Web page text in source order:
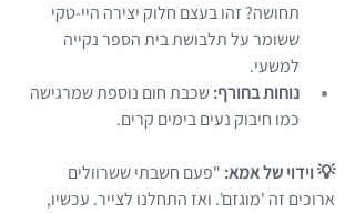
תחושה? זהו בעצם חלוק יצירה היי-טקי
ששומר על תלבושת בית הספר נקייה
למשעי.
נוחות בחורף: שכבת חום נוספת שמרגישה
כמו חיבוק נעים בימים קרים.
💡 וידוי של אמא: "פעם חשבתי ששרוולים
ארוכים זה 'מוגזם'. ואז התחלנו לצייר. עכשיו,